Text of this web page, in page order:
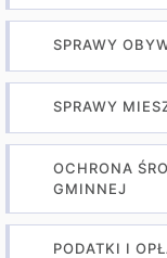
SPRAWY
SPRAWY
OCHRONA
GMINNEJ
PODATKI I